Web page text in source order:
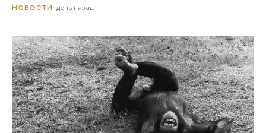
НОВОСТИ день назад